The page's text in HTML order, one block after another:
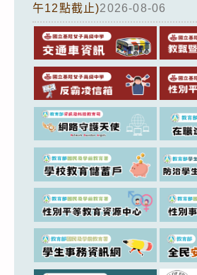
午12點截止)2026-08-06